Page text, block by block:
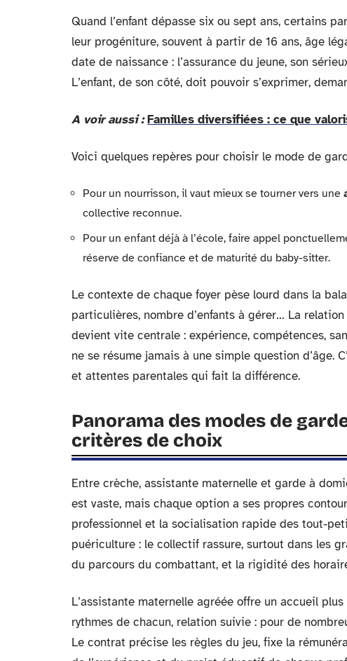
Quand l’enfant dépasse six ou sept ans, certains
leur progéniture, souvent à partir de 16 ans, âge
date de naissance : l’assurance du jeune, son
L’enfant, de son côté, doit pouvoir s’exprimer,
A voir aussi : Familles diversifiées : ce que
Voici quelques repères pour choisir le mode de
Pour un nourrisson, il vaut mieux se tourner vers une
collective reconnue.
Pour un enfant déjà à l’école, faire appel
réserve de confiance et de maturité du baby-sitter.
Le contexte de chaque foyer pèse lourd dans la
particulières, nombre d’enfants à gérer… La
devient vite centrale : expérience, compétences,
ne se résume jamais à une simple question d’âge.
et attentes parentales qui fait la différence.
Panorama des modes de
critères de choix
Entre crèche, assistante maternelle et garde à
est vaste, mais chaque option a ses propres
professionnel et la socialisation rapide des tout-
puériculture : le collectif rassure, surtout dans les
du parcours du combattant, et la rigidité des
L’assistante maternelle agréée offre un accueil
rythmes de chacun, relation suivie : pour de
Le contrat précise les règles du jeu, fixe la